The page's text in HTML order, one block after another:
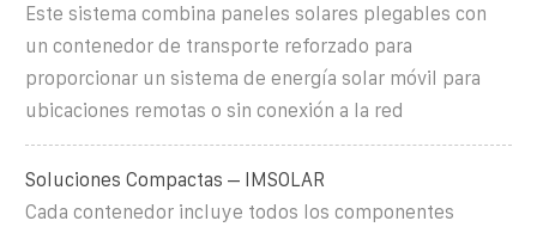
Este sistema combina paneles solares plegables con
un contenedor de transporte reforzado para
proporcionar un sistema de energía solar móvil para
ubicaciones remotas o sin conexión a la red
Soluciones Compactas – IMSOLAR
Cada contenedor incluye todos los componentes